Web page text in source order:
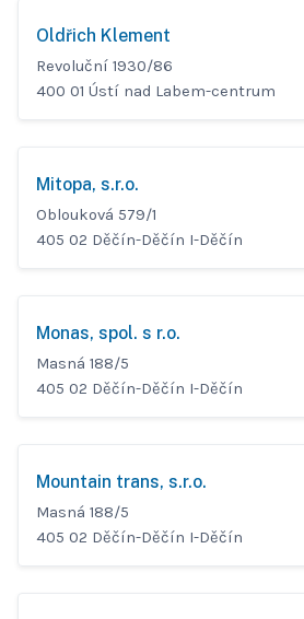
Oldřich Klement
Revoluční 1930/86
400 01 Ústí nad Labem-centrum
Mitopa, s.r.o.
Oblouková 579/1
405 02 Děčín-Děčín I-Děčín
Monas, spol. s r.o.
Masná 188/5
405 02 Děčín-Děčín I-Děčín
Mountain trans, s.r.o.
Masná 188/5
405 02 Děčín-Děčín I-Děčín